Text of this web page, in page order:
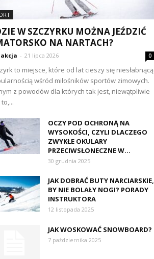
W SZCZYRKU MOŻNA JEŹDZIĆ
NA NARTACH?
- 21 lipca 2026 0
to miejsce, które od lat cieszy się niesłabnącą
wśród miłośników sportów zimowych.
z powodów dla których tak jest, niewątpliwie
OCZY POD OCHRONĄ NA
WYSOKOŚCI, CZYLI DLACZEGO
ZWYKŁE OKULARY
PRZECIWSŁONECZNE W...
30 grudnia 2025
JAK DOBRAĆ BUTY NARCIARSKIE,
BY NIE BOLAŁY NOGI? PORADY
INSTRUKTORA
12 listopada 2025
JAK WOSKOWAĆ SNOWBOARD?
7 października 2025